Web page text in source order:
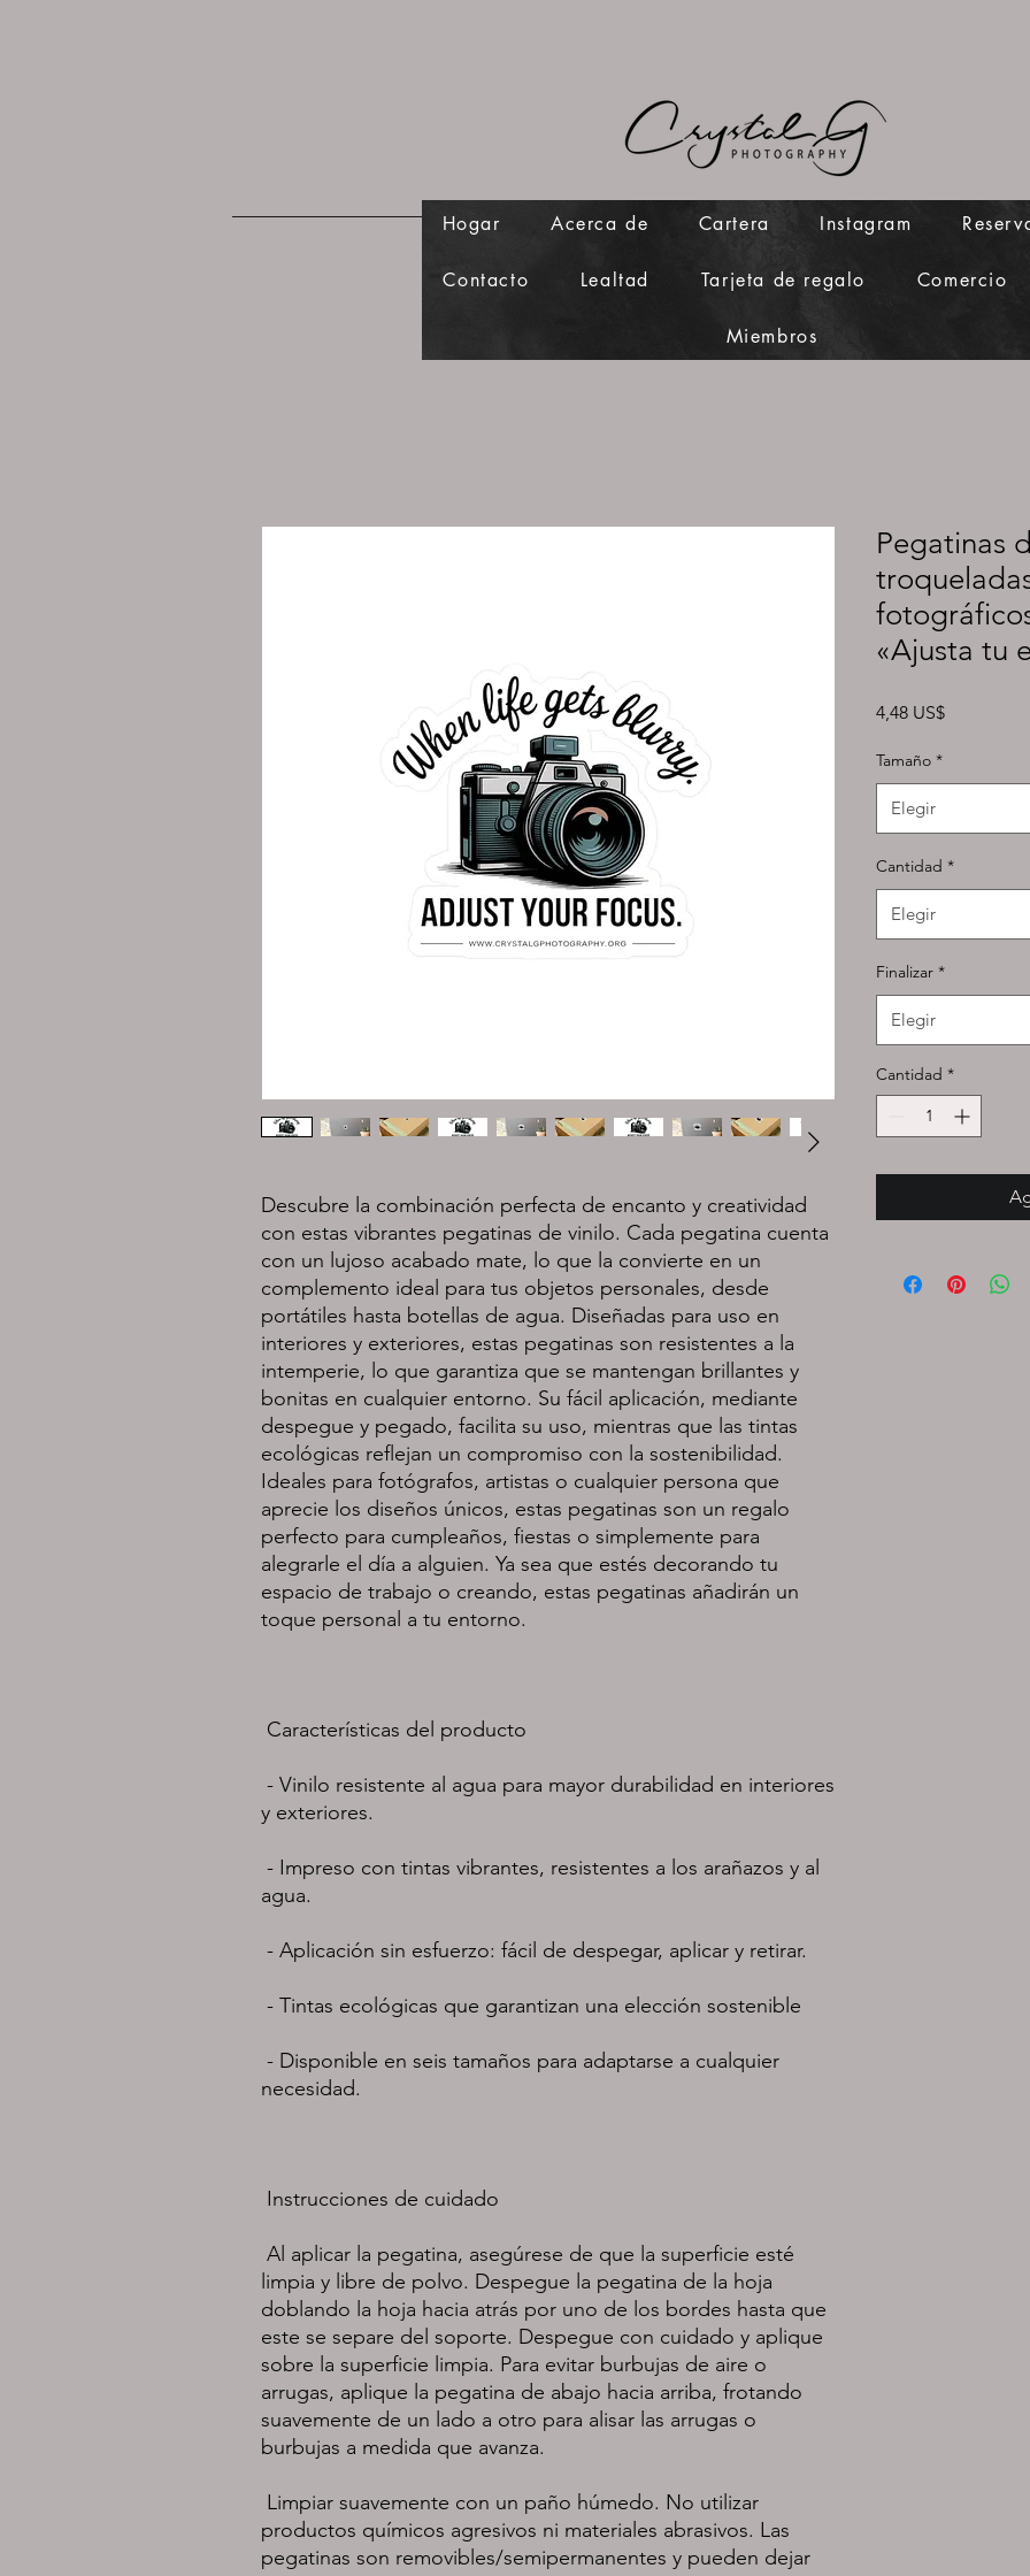
Hogar Acerca de Cartera Instagram
Contacto Lealtad Tarjeta de regalo Comercio
Miembros
Descubre la combinación perfecta de encanto y creatividad
con estas vibrantes pegatinas de vinilo. Cada pegatina cuenta
con un lujoso acabado mate, lo que la convierte en un
complemento ideal para tus objetos personales, desde
portátiles hasta botellas de agua. Diseñadas para uso en
interiores y exteriores, estas pegatinas son resistentes a la
intemperie, lo que garantiza que se mantengan brillantes y
bonitas en cualquier entorno. Su fácil aplicación, mediante
despegue y pegado, facilita su uso, mientras que las tintas
ecológicas reflejan un compromiso con la sostenibilidad.
Ideales para fotógrafos, artistas o cualquier persona que
aprecie los diseños únicos, estas pegatinas son un regalo
perfecto para cumpleaños, fiestas o simplemente para
alegrarle el día a alguien. Ya sea que estés decorando tu
espacio de trabajo o creando, estas pegatinas añadirán un
limpia y libre de polvo. Despegue la pegatina de la hoja
doblando la hoja hacia atrás por uno de los bordes hasta que
este se separe del soporte. Despegue con cuidado y aplique
sobre la superficie limpia. Para evitar burbujas de aire o
arrugas, aplique la pegatina de abajo hacia arriba, frotando
suavemente de un lado a otro para alisar las arrugas o
productos químicos agresivos ni materiales abrasivos. Las
pegatinas son removibles/semipermanentes y pueden dejar
Pegatinas
«Ajusta tu
4,48 US$Precio
Tamaño *
Elegir
Cantidad *
Elegir
Finalizar *
Elegir
Cantidad *